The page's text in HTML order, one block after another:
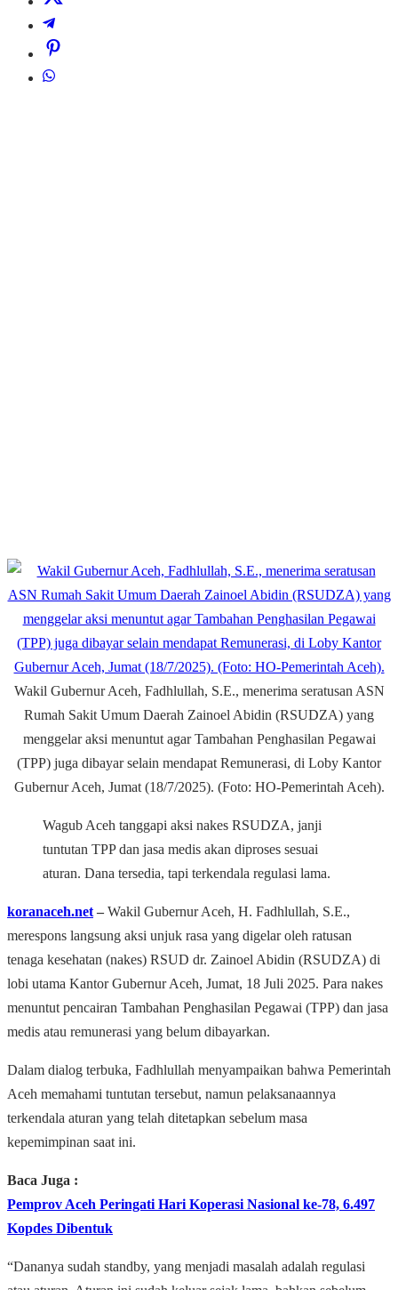
Wakil Gubernur Aceh, Fadhlullah, S.E., menerima seratusan ASN
Rumah Sakit Umum Daerah Zainoel Abidin (RSUDZA) yang
menggelar aksi menuntut agar Tambahan Penghasilan Pegawai
(TPP) juga dibayar selain mendapat Remunerasi, di Loby Kantor
Gubernur Aceh, Jumat (18/7/2025). (Foto: HO-Pemerintah Aceh).
Wagub Aceh tanggapi aksi nakes RSUDZA, janji
tuntutan TPP dan jasa medis akan diproses sesuai
aturan. Dana tersedia, tapi terkendala regulasi lama.
koranaceh.net – Wakil Gubernur Aceh, H. Fadhlullah, S.E.,
merespons langsung aksi unjuk rasa yang digelar oleh ratusan
tenaga kesehatan (nakes) RSUD dr. Zainoel Abidin (RSUDZA) di
lobi utama Kantor Gubernur Aceh, Jumat, 18 Juli 2025. Para nakes
menuntut pencairan Tambahan Penghasilan Pegawai (TPP) dan jasa
medis atau remunerasi yang belum dibayarkan.
Dalam dialog terbuka, Fadhlullah menyampaikan bahwa Pemerintah
Aceh memahami tuntutan tersebut, namun pelaksanaannya
terkendala aturan yang telah ditetapkan sebelum masa
kepemimpinan saat ini.
Baca Juga :
Pemprov Aceh Peringati Hari Koperasi Nasional ke-78, 6.497
Kopdes Dibentuk
“Dananya sudah standby, yang menjadi masalah adalah regulasi